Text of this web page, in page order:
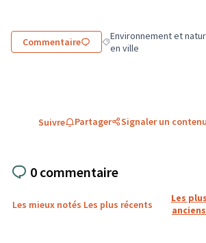
Commentaire Filtrer les résultats de la
Environnement et
en ville
Suivre Partager Signaler un
0 commentaire
Les mieux notés Les plus récents
Les plus
anciens